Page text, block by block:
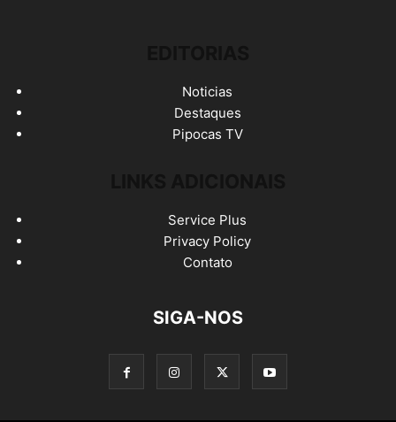
Noticias
Destaques
Pipocas TV
Service Plus
Privacy Policy
Contato
SIGA-NOS